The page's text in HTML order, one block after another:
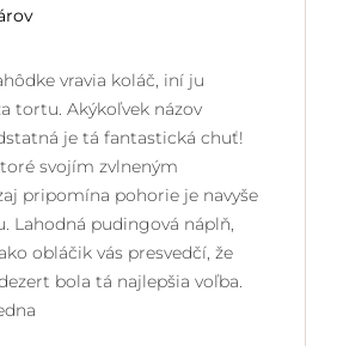
vravia koláč, iní ju
tortu. Akýkoľvek názov
je tá fantastická chuť!
svojím zvlneným
pripomína pohorie je navyše
Lahodná pudingová náplň,
obláčik vás presvedčí, že
bola tá najlepšia voľba.